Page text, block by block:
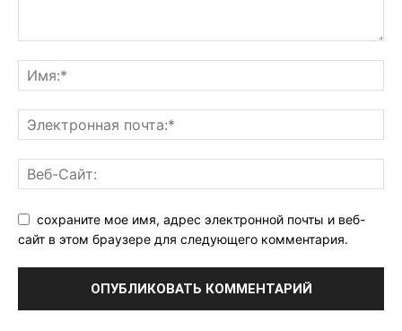
сохраните мое имя, адрес электронной почты и веб-
сайт в этом браузере для следующего комментария.